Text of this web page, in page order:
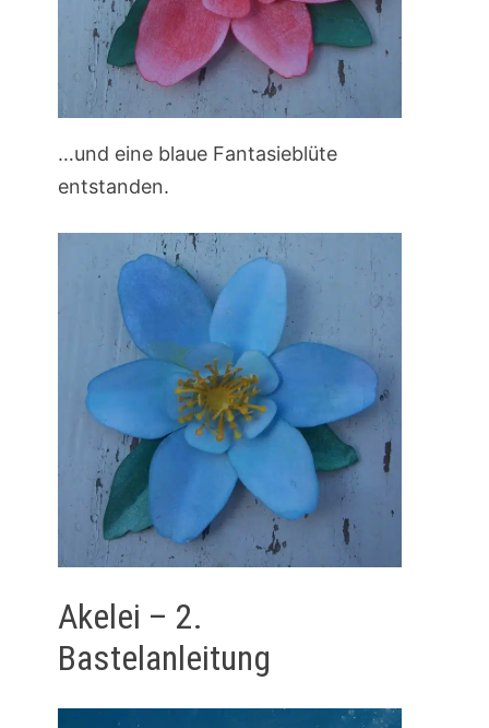
…und eine blaue Fantasieblüte
entstanden.
Akelei – 2.
Bastelanleitung